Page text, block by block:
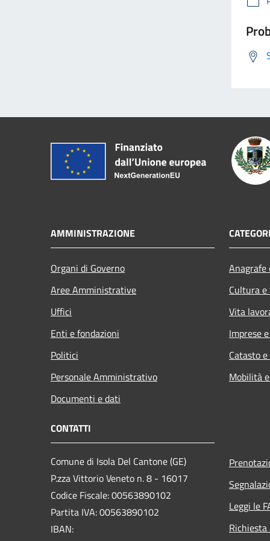
AMMINISTRAZIONE
Organi di Governo
Aree Amministrative
Uffici
Enti e fondazioni
Politici
Personale Amministrativo
Documenti e dati
Cultura
Vita
Imprese
Catasto
Mobilità
CONTATTI
Comune di Isola Del Cantone (GE)
P.zza Vittorio Veneto n. 8 - 16017
Codice Fiscale: 00563890102
Partita IVA: 00563890102
IBAN:
Leggi le